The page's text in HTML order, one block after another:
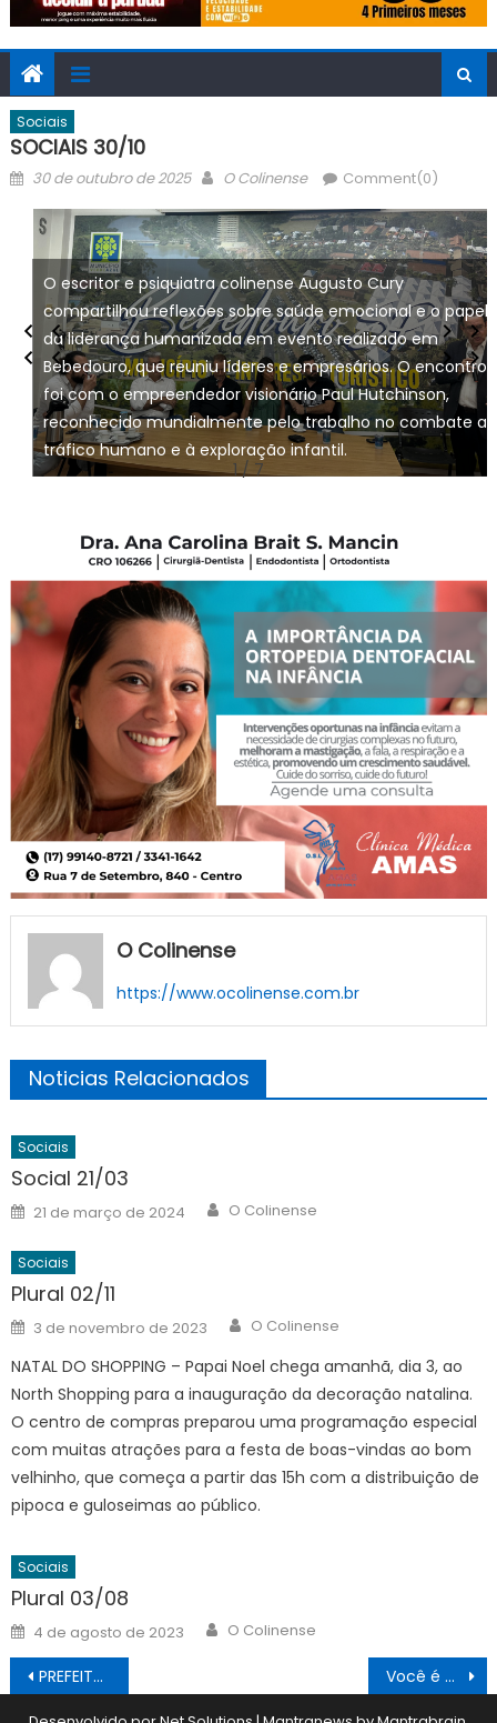
Sociais
SOCIAIS 30/10
Posted
30 de outubro de 2025 Author
O Colinense Comment(0)
O escritor e psiquiatra colinense Augusto Cury
compartilhou reflexões sobre saúde emocional e o papel
da liderança humanizada em evento realizado em
Bebedouro, que reuniu líderes e empresários. O encontro
foi com o empreendedor visionário Paul Hutchinson,
reconhecido mundialmente pelo trabalho no combate ao
tráfico humano e à exploração infantil.
1 / 7
O Colinense
https://www.ocolinense.com.br
Noticias Relacionados
Sociais
Social 21/03
Posted
on
21 de março de 2024 Author
O Colinense
Sociais
Plural 02/11
Posted
on
3 de novembro de 2023 Author
O Colinense
NATAL DO SHOPPING – Papai Noel chega amanhã, dia 3, ao
North Shopping para a inauguração da decoração natalina.
O centro de compras preparou uma programação especial
com muitas atrações para a festa de boas-vindas ao bom
velhinho, que começa a partir das 15h com a distribuição de
pipoca e guloseimas ao público.
Sociais
Plural 03/08
Posted
on
4 de agosto de 2023 Author
O Colinense
Navegação
de
PREFEITURA MUNICIPAL DE JABORANDI Você é Tudo de Bom